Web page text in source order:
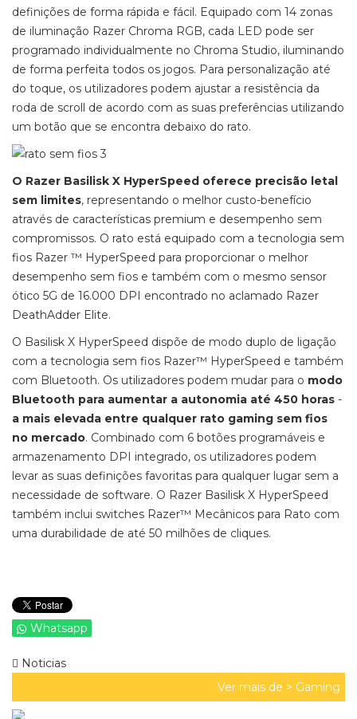
definições de forma rápida e fácil. Equipado com 14 zonas
de iluminação Razer Chroma RGB, cada LED pode ser
programado individualmente no Chroma Studio, iluminando
de forma perfeita todos os jogos. Para personalização até
do toque, os utilizadores podem ajustar a resistência da
roda de scroll de acordo com as suas preferências utilizando
um botão que se encontra debaixo do rato.
O Razer Basilisk X HyperSpeed oferece precisão letal
sem limites, representando o melhor custo-benefício
através de características premium e desempenho sem
compromissos. O rato está equipado com a tecnologia sem
fios Razer ™ HyperSpeed para proporcionar o melhor
desempenho sem fios e também com o mesmo sensor
ótico 5G de 16.000 DPI encontrado no aclamado Razer
DeathAdder Elite.
O Basilisk X HyperSpeed dispõe de modo duplo de ligação
com a tecnologia sem fios Razer™ HyperSpeed e também
com Bluetooth. Os utilizadores podem mudar para o modo
Bluetooth para aumentar a autonomia até 450 horas -
a mais elevada entre qualquer rato gaming sem fios
no mercado. Combinado com 6 botões programáveis e
armazenamento DPI integrado, os utilizadores podem
levar as suas definições favoritas para qualquer lugar sem a
necessidade de software. O Razer Basilisk X HyperSpeed
também inclui switches Razer™ Mecânicos para Rato com
uma durabilidade de até 50 milhões de cliques.
Whatsapp
Noticias
Ver mais de > Gaming